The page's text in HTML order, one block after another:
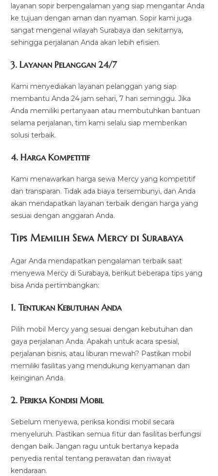
layanan sopir berpengalaman yang siap mengantar Anda
ke tujuan dengan aman dan nyaman. Sopir kami juga
sangat mengenal wilayah Surabaya dan sekitarnya,
sehingga perjalanan Anda akan lebih efisien.
3. Layanan Pelanggan 24/7
Kami menyediakan layanan pelanggan yang siap
membantu Anda 24 jam sehari, 7 hari seminggu. Jika
Anda memiliki pertanyaan atau membutuhkan bantuan
selama perjalanan, tim kami selalu siap memberikan
solusi terbaik.
4. Harga Kompetitif
Kami menawarkan harga sewa Mercy yang kompetitif
dan transparan. Tidak ada biaya tersembunyi, dan Anda
akan mendapatkan layanan terbaik dengan harga yang
sesuai dengan anggaran Anda.
Tips Memilih Sewa Mercy di Surabaya
Agar Anda mendapatkan pengalaman terbaik saat
menyewa Mercy di Surabaya, berikut beberapa tips yang
bisa Anda pertimbangkan:
1. Tentukan Kebutuhan Anda
Pilih mobil Mercy yang sesuai dengan kebutuhan dan
gaya perjalanan Anda. Apakah untuk acara spesial,
perjalanan bisnis, atau liburan mewah? Pastikan mobil
memiliki fasilitas yang mendukung kenyamanan dan
keinginan Anda.
2. Periksa Kondisi Mobil
Sebelum menyewa, periksa kondisi mobil secara
menyeluruh. Pastikan semua fitur dan fasilitas berfungsi
dengan baik. Jangan ragu untuk bertanya kepada
penyedia rental tentang perawatan dan riwayat
kendaraan.